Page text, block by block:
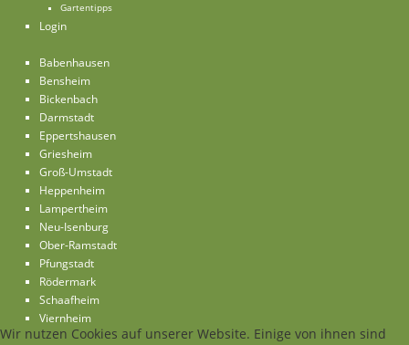
Gartentipps
Login
Babenhausen
Bensheim
Bickenbach
Darmstadt
Eppertshausen
Griesheim
Groß-Umstadt
Heppenheim
Lampertheim
Neu-Isenburg
Ober-Ramstadt
Pfungstadt
Rödermark
Schaafheim
Viernheim
Wir nutzen Cookies auf unserer Website. Einige von ihnen sind